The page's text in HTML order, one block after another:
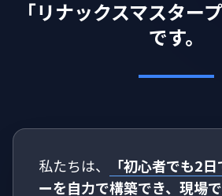
「リナックスマスター
です。
私たちは、
「初心者でも2
ーを自力で構築でき、現場